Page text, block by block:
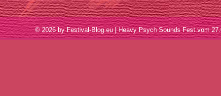
© 2026 by Festival-Blog.eu | Heavy Psych Sounds Fest vom